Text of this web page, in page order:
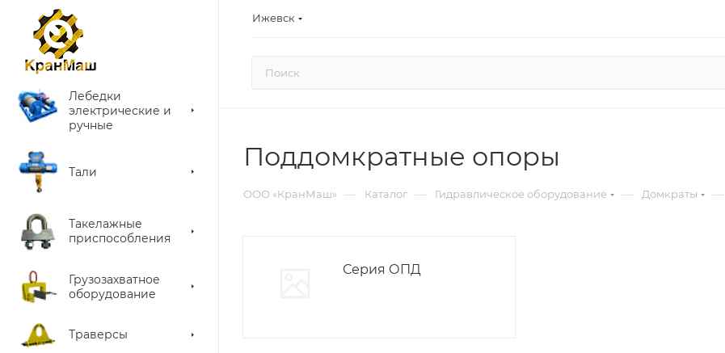
Ижевск
Лебедки
электрические и
ручные
Тали
Такелажные
приспособления
Грузозахватное
оборудование
Траверсы
Поддомкратные опоры
ООО «КранМаш» — Каталог — Гидравлическое оборудование — Домкраты —
Серия ОПД